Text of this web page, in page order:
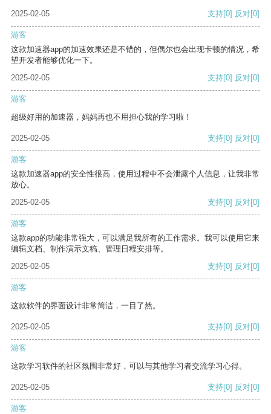
2025-02-05
支持[0] 反对[0]
游客
这款加速器app的加速效果还是不错的，但偶尔也会出现卡顿的情况，希
望开发者能够优化一下。
2025-02-05
支持[0] 反对[0]
游客
超级好用的加速器，妈妈再也不用担心我的学习啦！
2025-02-05 支持[0] 反对[0]
游客
这款加速器app的安全性很高，使用过程中不会泄露个人信息，让我非常
放心。
2025-02-05
支持[0] 反对[0]
游客
这款app的功能非常强大，可以满足我所有的工作需求。我可以使用它来
编辑文档、制作演示文稿、管理日程安排等。
2025-02-05
支持[0] 反对[0]
游客
这款软件的界面设计非常简洁，一目了然。
2025-02-05 支持[0] 反对[0]
游客
这款学习软件的社区氛围非常好，可以与其他学习者交流学习心得。
2025-02-05 支持[0] 反对[0]
游客